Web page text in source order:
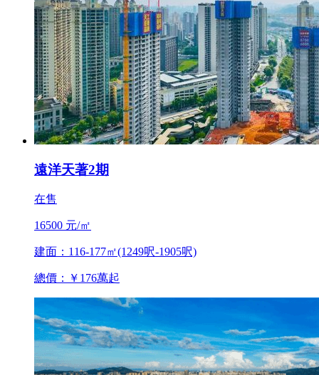
遠洋天著2期
在售
16500 元/㎡
建面：116-177㎡(1249呎-1905呎)
總價：￥176萬起